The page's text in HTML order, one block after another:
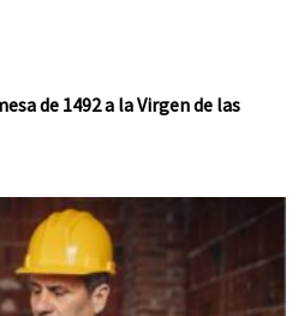
de 1492 a la Virgen de las